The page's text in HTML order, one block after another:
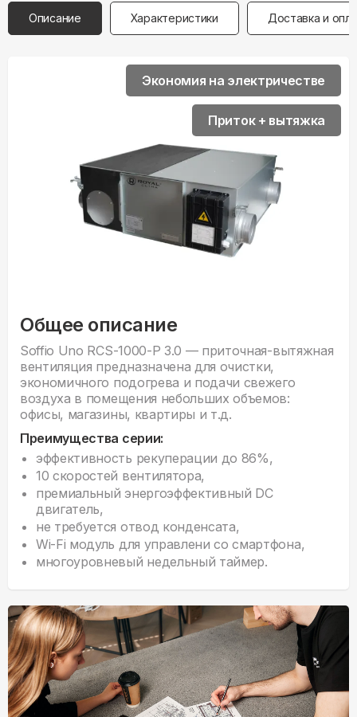
Описание Характеристики Доставка и
Общее описание
Soffio Uno RCS-1000-P 3.0 — приточная-вытяжная
вентиляция предназначена для очистки,
экономичного подогрева и подачи свежего
воздуха в помещения небольших объемов:
офисы, магазины, квартиры и т.д.
Преимущества серии:
эффективность рекуперации до 86%,
10 скоростей вентилятора,
премиальный энергоэффективный DC
двигатель,
не требуется отвод конденсата,
Wi-Fi модуль для управлени со смартфона,
многоуровневый недельный таймер.
Экономия на электричестве
Приток + вытяжка